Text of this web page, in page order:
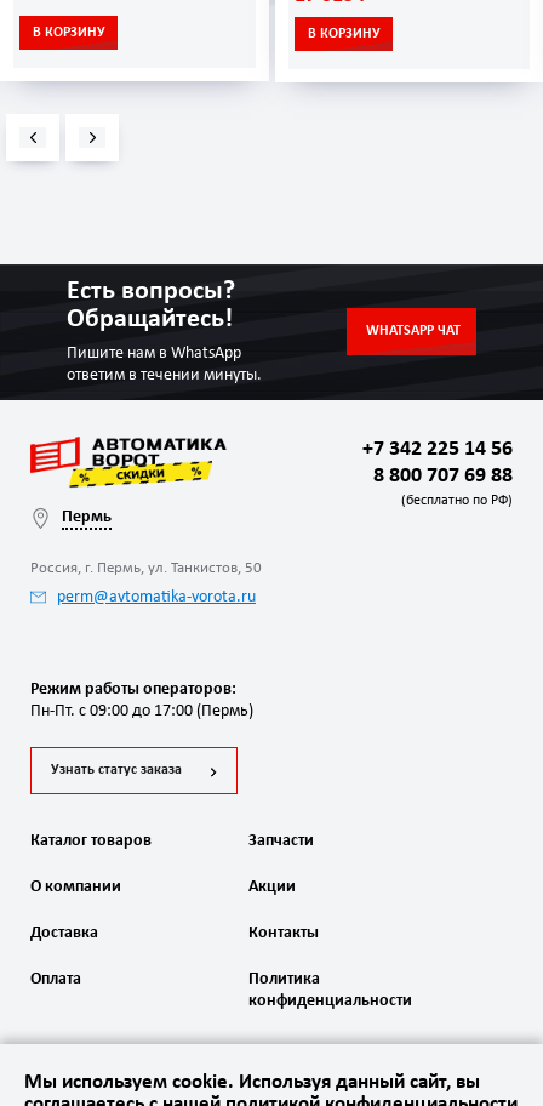
В КОРЗИНУ В КОРЗИНУ
Есть вопросы?
Обращайтесь!
Пишите нам в WhatsApp
ответим в течении минуты.
WHATSAPP ЧАТ
Пермь
Россия, г. Пермь, ул. Танкистов, 50
perm@avtomatika-vorota.ru
+7 342 225 14 56
8 800 707 69 88
(бесплатно по РФ)
Режим работы операторов:
Пн-Пт. с 09:00 до 17:00 (Пермь)
Узнать статус заказа
Каталог товаров Запчасти
О компании
Доставка
Оплата
Акции
Контакты
Политика
конфиденциальности
Мы используем cookie. Используя данный сайт, вы